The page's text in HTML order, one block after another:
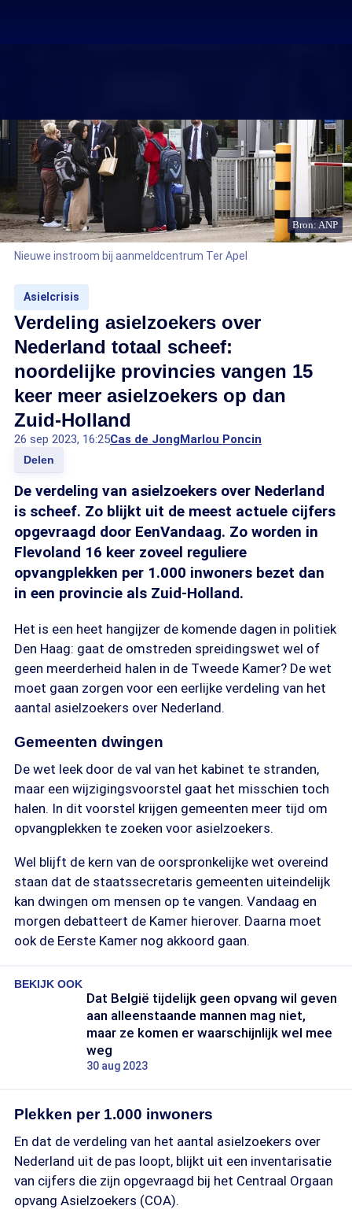
Bron: ANP
Nieuwe instroom bij aanmeldcentrum Ter Apel
Asielcrisis
Verdeling asielzoekers over
Nederland totaal scheef:
noordelijke provincies vangen 15
keer meer asielzoekers op dan
Zuid-Holland
26 sep 2023, 16:25Cas de JongMarlou Poncin
Delen
De verdeling van asielzoekers over Nederland
is scheef. Zo blijkt uit de meest actuele cijfers
opgevraagd door EenVandaag. Zo worden in
Flevoland 16 keer zoveel reguliere
opvangplekken per 1.000 inwoners bezet dan
in een provincie als Zuid-Holland.
Het is een heet hangijzer de komende dagen in politiek
Den Haag: gaat de omstreden spreidingswet wel of
geen meerderheid halen in de Tweede Kamer? De wet
moet gaan zorgen voor een eerlijke verdeling van het
aantal asielzoekers over Nederland.
Gemeenten dwingen
De wet leek door de val van het kabinet te stranden,
maar een wijzigingsvoorstel gaat het misschien toch
halen. In dit voorstel krijgen gemeenten meer tijd om
opvangplekken te zoeken voor asielzoekers.
Wel blijft de kern van de oorspronkelijke wet overeind
staan dat de staatssecretaris gemeenten uiteindelijk
kan dwingen om mensen op te vangen. Vandaag en
morgen debatteert de Kamer hierover. Daarna moet
ook de Eerste Kamer nog akkoord gaan.
BEKIJK OOK
Dat België tijdelijk geen opvang wil geven
aan alleenstaande mannen mag niet,
maar ze komen er waarschijnlijk wel mee
weg
30 aug 2023
Plekken per 1.000 inwoners
En dat de verdeling van het aantal asielzoekers over
Nederland uit de pas loopt, blijkt uit een inventarisatie
van cijfers die zijn opgevraagd bij het Centraal Orgaan
opvang Asielzoekers (COA).